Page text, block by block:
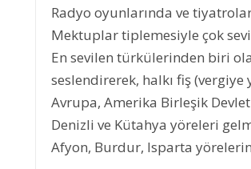
Radyo oyunlarında ve
Mektuplar tiplemesiyle çok
En sevilen türkülerinden biri
seslendirerek, halkı fiş
Avrupa, Amerika Birleşik
Denizli ve Kütahya yöreleri
Afyon, Burdur, Isparta